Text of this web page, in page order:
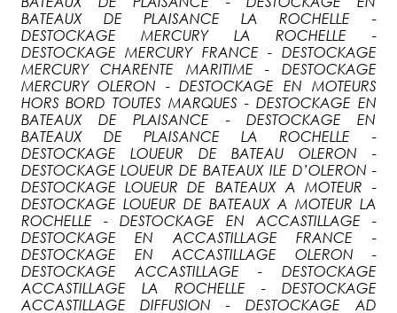
BATEAUX DE PLAISANCE LA ROCHELLE -
DESTOCKAGE MERCURY LA ROCHELLE -
DESTOCKAGE MERCURY FRANCE - DESTOCKAGE
MERCURY CHARENTE MARITIME - DESTOCKAGE
MERCURY OLERON - DESTOCKAGE EN MOTEURS
HORS BORD TOUTES MARQUES - DESTOCKAGE EN
BATEAUX DE PLAISANCE - DESTOCKAGE EN
BATEAUX DE PLAISANCE LA ROCHELLE -
DESTOCKAGE LOUEUR DE BATEAU OLERON -
DESTOCKAGE LOUEUR DE BATEAUX ILE D’OLERON -
DESTOCKAGE LOUEUR DE BATEAUX A MOTEUR -
DESTOCKAGE LOUEUR DE BATEAUX A MOTEUR LA
ROCHELLE - DESTOCKAGE EN ACCASTILLAGE -
DESTOCKAGE EN ACCASTILLAGE FRANCE -
DESTOCKAGE EN ACCASTILLAGE OLERON -
DESTOCKAGE ACCASTILLAGE - DESTOCKAGE
ACCASTILLAGE LA ROCHELLE - DESTOCKAGE
ACCASTILLAGE DIFFUSION - DESTOCKAGE AD